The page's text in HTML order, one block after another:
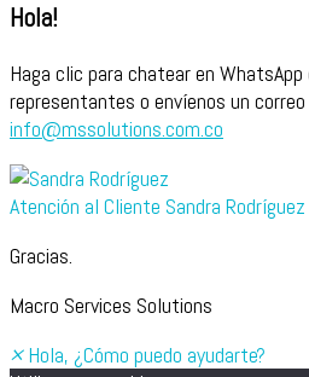
Hola!
Haga clic para chatear en
representantes o envíenos un
info@mssolutions.com.co
Atención al Cliente Sandra Rodríguez
Gracias.
Macro Services Solutions
× Hola, ¿Cómo puedo ayudarte?